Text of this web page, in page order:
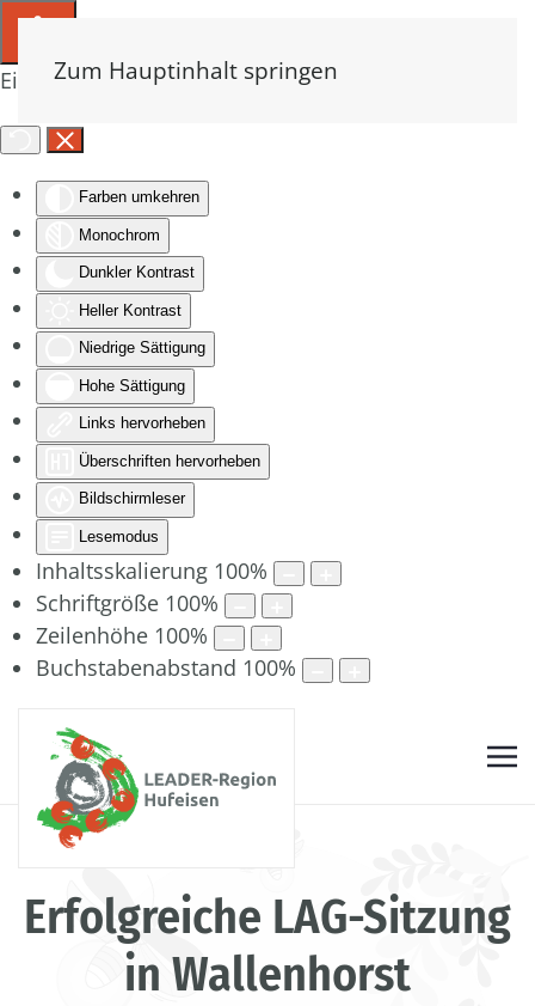
Eingabehilfen öffnen
Farben umkehren
Monochrom
Dunkler Kontrast
Heller Kontrast
Niedrige Sättigung
Hohe Sättigung
Links hervorheben
Überschriften hervorheben
Bildschirmleser
Lesemodus
Inhaltsskalierung 100%
Schriftgröße 100%
Zeilenhöhe 100%
Buchstabenabstand 100%
Zum Hauptinhalt springen
Erfolgreiche LAG-Sitzung
in Wallenhorst